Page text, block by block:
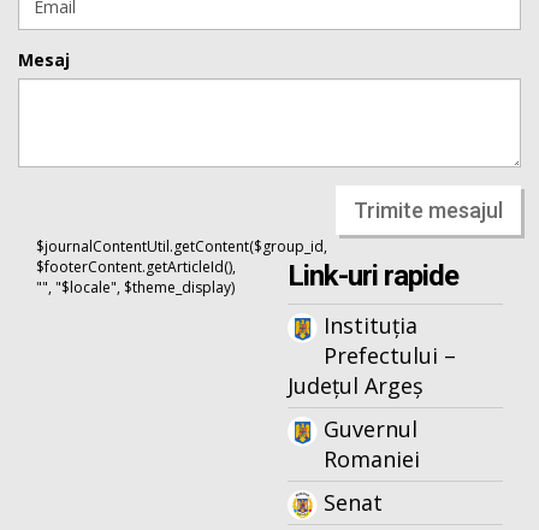
Mesaj
Trimite mesajul
$journalContentUtil.getContent($group_id,
$footerContent.getArticleId(),
"", "$locale", $theme_display)
Link-uri rapide
Instituția
Prefectului –
Județul Argeș
Guvernul
Romaniei
Senat